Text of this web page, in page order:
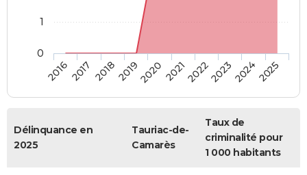
20162017 20182019202020212022202320242025
0
1
Délinquance en
2025
Tauriac-de-
Camarès
Taux de
criminalité pour
1 000 habitants